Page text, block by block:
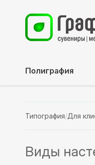
Полиграфия
Типография/Для
Виды